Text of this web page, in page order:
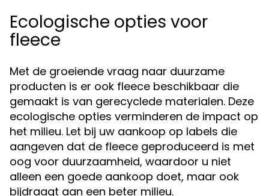
Ecologische opties voor
fleece
Met de groeiende vraag naar duurzame
producten is er ook fleece beschikbaar die
gemaakt is van gerecyclede materialen. Deze
ecologische opties verminderen de impact op
het milieu. Let bij uw aankoop op labels die
aangeven dat de fleece geproduceerd is met
oog voor duurzaamheid, waardoor u niet
alleen een goede aankoop doet, maar ook
bijdraagt aan een beter milieu.